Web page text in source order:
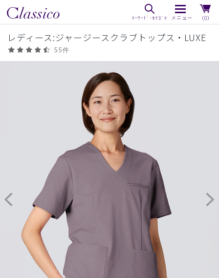
（0）
レディース:ジャージースクラブトップス・LUXE
55件